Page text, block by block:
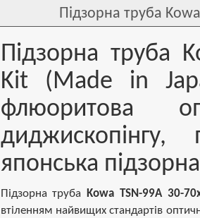
Підзорна труба
Підзорна труба
Kit (Made in
флюоритова
японська
Підзорна трубаKowa TSN-99A 30-
втіленням найвищих стандартів